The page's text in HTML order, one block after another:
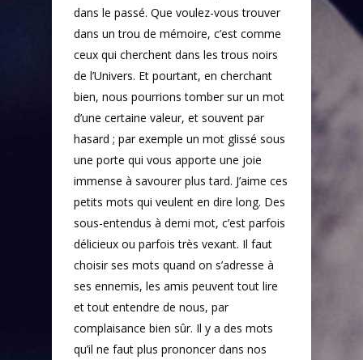
dans le passé. Que voulez-vous trouver
dans un trou de mémoire, c’est comme
ceux qui cherchent dans les trous noirs
de l’Univers. Et pourtant, en cherchant
bien, nous pourrions tomber sur un mot
d’une certaine valeur, et souvent par
hasard ; par exemple un mot glissé sous
une porte qui vous apporte une joie
immense à savourer plus tard. J’aime ces
petits mots qui veulent en dire long. Des
sous-entendus à demi mot, c’est parfois
délicieux ou parfois très vexant. Il faut
choisir ses mots quand on s’adresse à
ses ennemis, les amis peuvent tout lire
et tout entendre de nous, par
complaisance bien sûr. Il y a des mots
qu’il ne faut plus prononcer dans nos